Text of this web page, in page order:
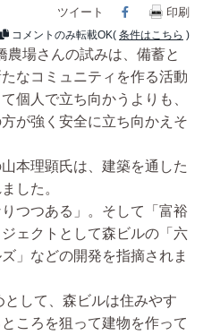
ツイート Facebook
印刷
コメントのみ転載OK( 条件はこちら )
農場さんの試みは、備蓄と
なコミュニティを作る活動
個人で立ち向かうよりも、
が強く安全に立ち向かえそ
本理顕氏は、建築を通した
した。
つつある」。そして「富裕
ェクトとして森ビルの「六
」などの開発を指摘されま
して、森ビルは住みやす
ころを狙って建物を作って